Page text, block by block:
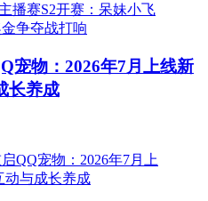
宠物：2026年7月上线新
长养成